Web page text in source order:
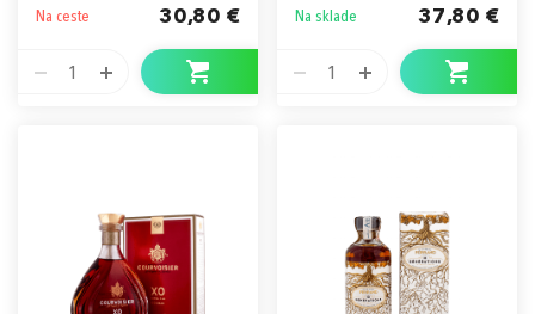
Na ceste 30,80 €
1
Na sklade 37,80 €
1